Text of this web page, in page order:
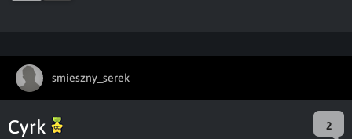
smieszny_serek
Cyrk 2